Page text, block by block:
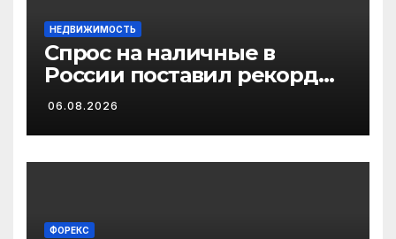
НЕДВИЖИМОСТЬ
Спрос на наличные в
России поставил рекорд
2026 года
06.08.2026
ФОРЕКС